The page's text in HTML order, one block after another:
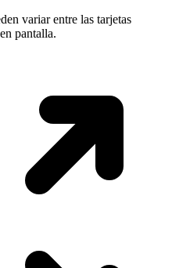
variar entre las tarjetas
pantalla.